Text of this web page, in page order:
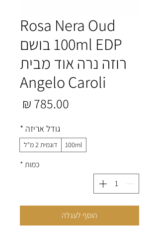
Rosa Nera Oud
100ml EDP בושם
רוזה נרה אוד מבית
Angelo Caroli
גודל אריזה *
100ml דוגמית 2 מ"ל
כמות*
הוסף לעגלה